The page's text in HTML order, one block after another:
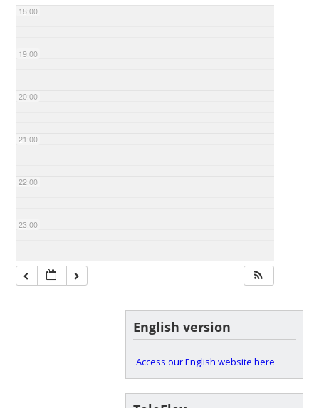
18:00
19:00
20:00
21:00
22:00
23:00
English version
Access our English website here